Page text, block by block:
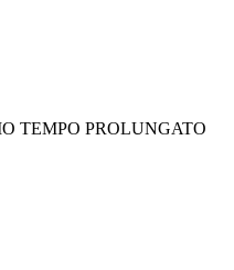
TEMPO PROLUNGATO